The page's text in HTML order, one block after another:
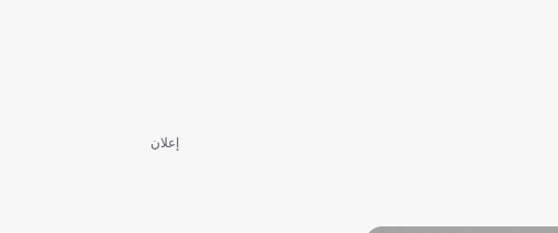
إعلان